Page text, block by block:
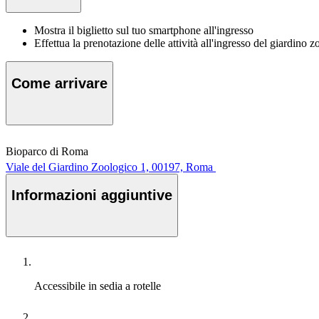
Mostra il biglietto sul tuo smartphone all'ingresso
Effettua la prenotazione delle attività all'ingresso del giardino
Come arrivare
Bioparco di Roma
Viale del Giardino Zoologico 1, 00197, Roma
Informazioni aggiuntive
Accessibile in sedia a rotelle